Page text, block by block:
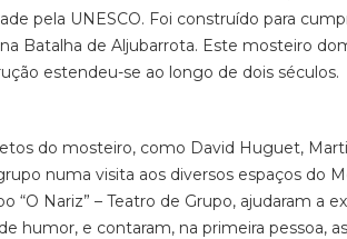
pela UNESCO. Foi construído para
Batalha de Aljubarrota. Este mosteiro
estendeu-se ao longo de dois séculos.
do mosteiro, como David Huguet,
numa visita aos diversos espaços do
Nariz” – Teatro de Grupo, ajudaram a
e contaram, na primeira pessoa,